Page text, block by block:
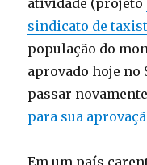
sindicato de
população do
aprovado hoje no
passar
para sua
Em um país